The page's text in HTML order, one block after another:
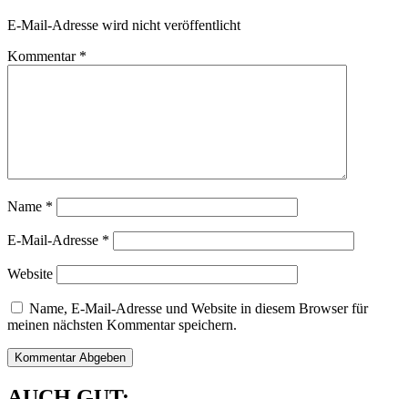
E-Mail-Adresse wird nicht veröffentlicht
Kommentar *
Name *
E-Mail-Adresse *
Website
Name, E-Mail-Adresse und Website in diesem Browser für
meinen nächsten Kommentar speichern.